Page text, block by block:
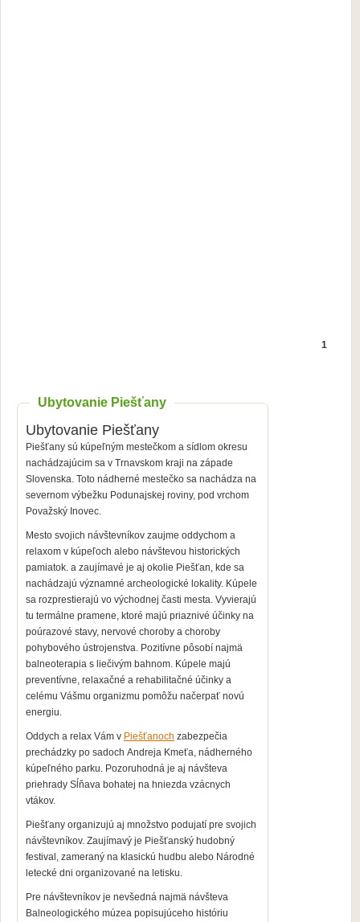
1
Ubytovanie Piešťany
Ubytovanie Piešťany
Piešťany sú kúpeľným mestečkom a sídlom okresu
nachádzajúcim sa v Trnavskom kraji na západe
Slovenska. Toto nádherné mestečko sa nachádza na
severnom výbežku Podunajskej roviny, pod vrchom
Považský Inovec.
Mesto svojich návštevníkov zaujme oddychom a
relaxom v kúpeľoch alebo návštevou historických
pamiatok. a zaujímavé je aj okolie Piešťan, kde sa
nachádzajú významné archeologické lokality. Kúpele
sa rozprestierajú vo východnej časti mesta. Vyvierajú
tu termálne pramene, ktoré majú priaznivé účinky na
poúrazové stavy, nervové choroby a choroby
pohybového ústrojenstva. Pozitívne pôsobí najmä
balneoterapia s liečivým bahnom. Kúpele majú
preventívne, relaxačné a rehabilitačné účinky a
celému Vášmu organizmu pomôžu načerpať novú
energiu.
Oddych a relax Vám v Piešťanoch zabezpečia
prechádzky po sadoch Andreja Kmeťa, nádherného
kúpeľného parku. Pozoruhodná je aj návšteva
priehrady Sĺňava bohatej na hniezda vzácnych
vtákov.
Piešťany organizujú aj množstvo podujatí pre svojich
návštevníkov. Zaujímavý je Piešťanský hudobný
festival, zameraný na klasickú hudbu alebo Národné
letecké dni organizované na letisku.
Pre návštevníkov je nevšedná najmä návšteva
Balneologického múzea popisujúceho históriu